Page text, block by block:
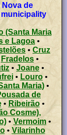
Nova de
municipality
(Santa Maria
e Lagoa •
• Cruz
Fradelos•
• Joane •
• Louro•
Maria) •
de
• Ribeirão•
Cosme),
• Vermoim •
• Vilarinho